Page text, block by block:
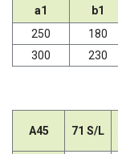
a1 b1
250
180
300
230
A45 71 S/L